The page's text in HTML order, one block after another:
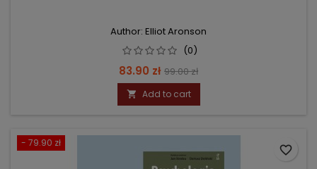
Author: Elliot Aronson
(0)
Price
83.90 zł Regular
price
99.00 zł
 Add to cart
- 79.90 zł
favorite_border